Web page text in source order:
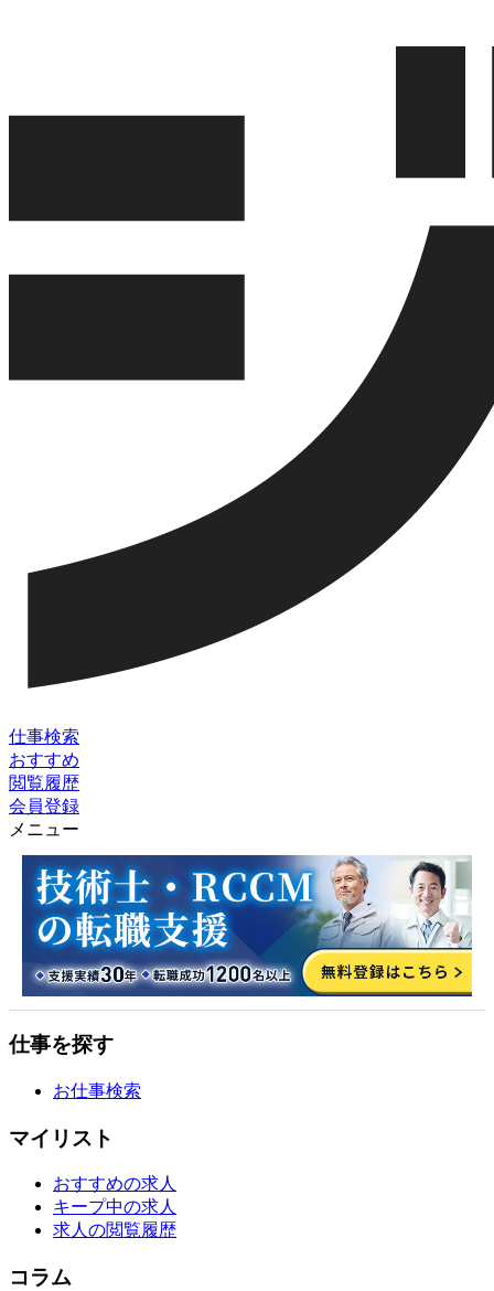
仕事検索
おすすめ
閲覧履歴
会員登録
メニュー
仕事を探す
お仕事検索
マイリスト
おすすめの求人
キープ中の求人
求人の閲覧履歴
コラム